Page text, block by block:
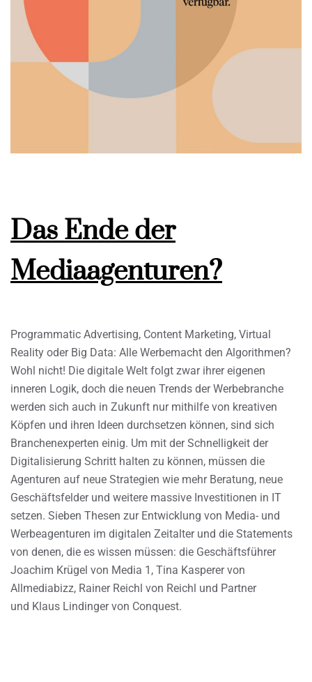
Das Ende der
Mediaagenturen?
Programmatic Advertising, Content Marketing, Virtual
Reality oder Big Data: Alle Werbemacht den Algorithmen?
Wohl nicht! Die digitale Welt folgt zwar ihrer eigenen
inneren Logik, doch die neuen Trends der Werbebranche
werden sich auch in Zukunft nur mithilfe von kreativen
Köpfen und ihren Ideen durchsetzen können, sind sich
Branchenexperten einig. Um mit der Schnelligkeit der
Digitalisierung Schritt halten zu können, müssen die
Agenturen auf neue Strategien wie mehr Beratung, neue
Geschäftsfelder und weitere massive Investitionen in IT
setzen. Sieben Thesen zur Entwicklung von Media- und
Werbeagenturen im digitalen Zeitalter und die Statements
von denen, die es wissen müssen: die Geschäftsführer
Joachim Krügel von Media 1, Tina Kasperer von
Allmediabizz, Rainer Reichl von Reichl und Partner
und Klaus Lindinger von Conquest.